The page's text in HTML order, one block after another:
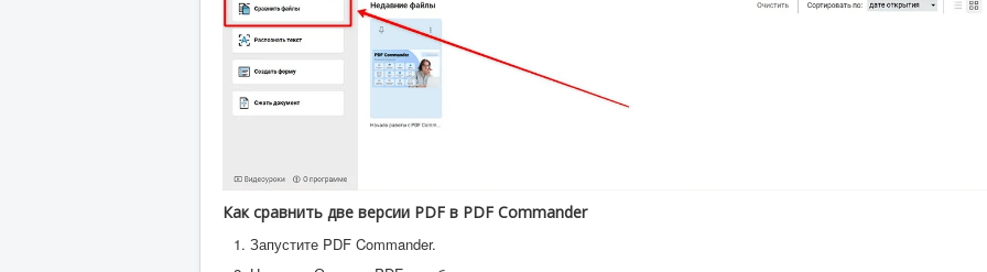
Как сравнить две версии PDF в PDF Commander
Запустите PDF Commander.